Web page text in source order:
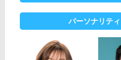
パーソナリティ